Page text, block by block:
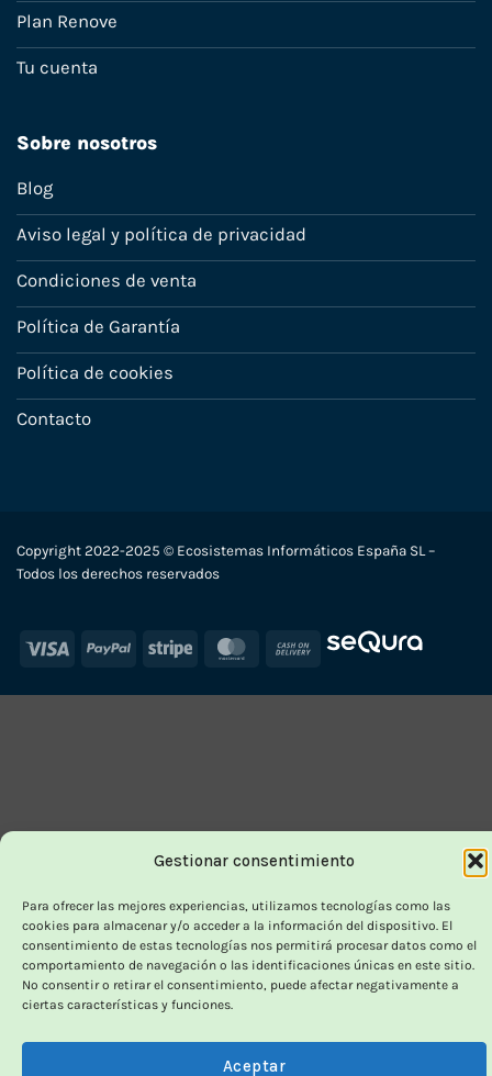
Gestionar consentimiento
Para ofrecer las mejores experiencias, utilizamos tecnologías como las
cookies para almacenar y/o acceder a la información del dispositivo. El
consentimiento de estas tecnologías nos permitirá procesar datos como el
comportamiento de navegación o las identificaciones únicas en este sitio.
No consentir o retirar el consentimiento, puede afectar negativamente a
ciertas características y funciones.
Aceptar
Plan Renove
Tu cuenta
Sobre nosotros
Blog
Aviso legal y política de privacidad
Condiciones de venta
Política de Garantía
Política de cookies
Contacto
Copyright 2022-2025 © Ecosistemas Informáticos España SL –
Todos los derechos reservados
Visa PayPal Stripe MasterCard
Cash